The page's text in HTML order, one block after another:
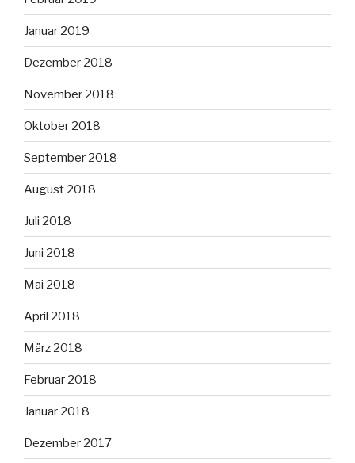
Januar 2019
Dezember 2018
November 2018
Oktober 2018
September 2018
August 2018
Juli 2018
Juni 2018
Mai 2018
April 2018
März 2018
Februar 2018
Januar 2018
Dezember 2017